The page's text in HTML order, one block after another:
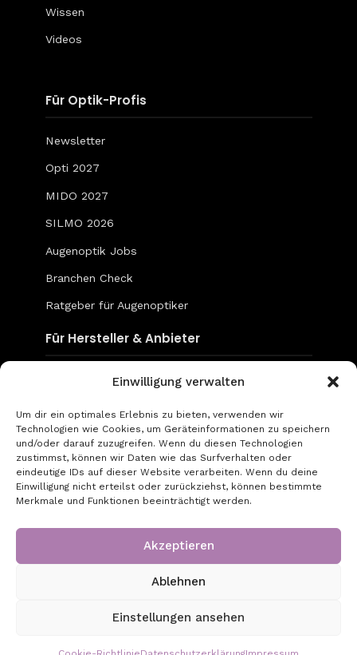
Einwilligung verwalten
Um dir ein optimales Erlebnis zu bieten, verwenden wir
Technologien wie Cookies, um Geräteinformationen zu speichern
und/oder darauf zuzugreifen. Wenn du diesen Technologien
zustimmst, können wir Daten wie das Surfverhalten oder
eindeutige IDs auf dieser Website verarbeiten. Wenn du deine
Einwilligung nicht erteilst oder zurückziehst, können bestimmte
Merkmale und Funktionen beeinträchtigt werden.
Akzeptieren
Ablehnen
Einstellungen ansehen
Wissen
Videos
Für Optik-Profis
Newsletter
Opti 2027
MIDO 2027
SILMO 2026
Augenoptik Jobs
Branchen Check
Ratgeber für Augenoptiker
Für Hersteller & Anbieter
Content & Social Media
go-to-optic.de
Über uns
Kontakt
Datenschutz
Copyright © 2026 - Created by GT Digital UG